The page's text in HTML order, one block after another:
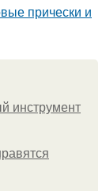
прически и
инструмент